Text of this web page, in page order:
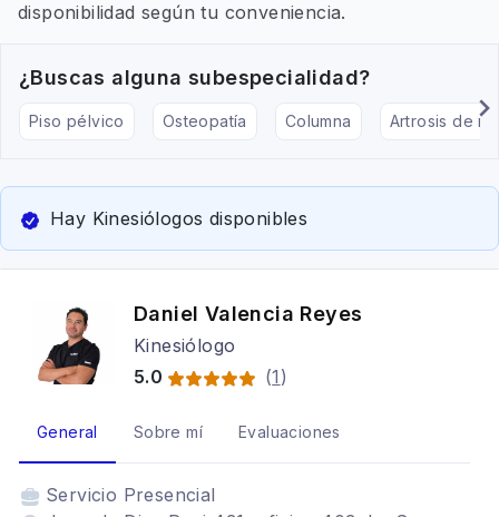
disponibilidad según tu conveniencia.
¿Buscas alguna subespecialidad?
Piso pélvico Osteopatía Columna Artrosis de
Hay Kinesiólogos disponibles
Daniel Valencia Reyes
Kinesiólogo
5.0
(1 )
General Sobre mí Evaluaciones
Servicio Presencial